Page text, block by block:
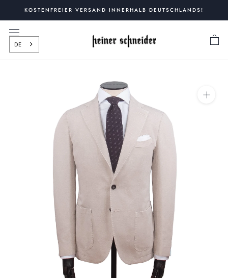
springen
KOSTENFREIER VERSAND INNERHALB DEUTSCHLANDS!
DE